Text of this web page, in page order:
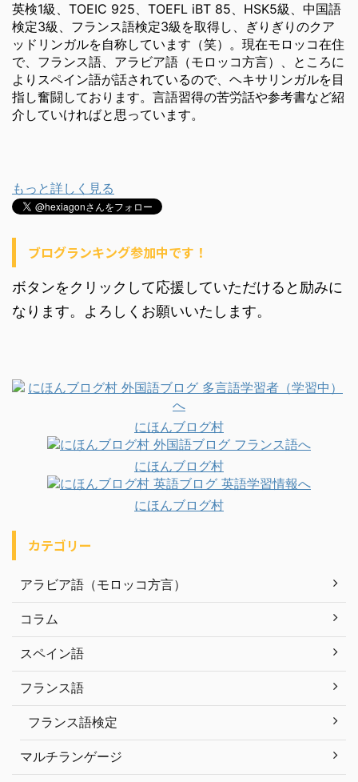
英検1級、TOEIC 925、TOEFL iBT 85、HSK5級、中国語
検定3級、フランス語検定3級を取得し、ぎりぎりのクア
ッドリンガルを自称しています（笑）。現在モロッコ在住
で、フランス語、アラビア語（モロッコ方言）、ところに
よりスペイン語が話されているので、ヘキサリンガルを目
指し奮闘しております。言語習得の苦労話や参考書など紹
介していければと思っています。
もっと詳しく見る
ブログランキング参加中です！
ボタンをクリックして応援していただけると励みに
なります。よろしくお願いいたします。
にほんブログ村
にほんブログ村
にほんブログ村
カテゴリー
アラビア語（モロッコ方言）
コラム
スペイン語
フランス語
フランス語検定
マルチランゲージ